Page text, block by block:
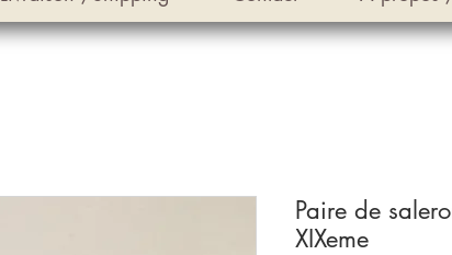
Paire de
XIXeme